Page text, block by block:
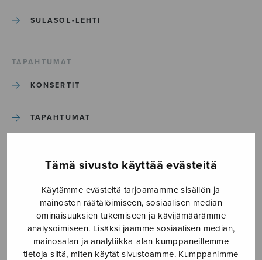
Tämä sivusto käyttää evästeitä
Käytämme evästeitä tarjoamamme sisällön ja
mainosten räätälöimiseen, sosiaalisen median
ominaisuuksien tukemiseen ja kävijämäärämme
analysoimiseen. Lisäksi jaamme sosiaalisen median,
mainosalan ja analytiikka-alan kumppaneillemme
tietoja siitä, miten käytät sivustoamme. Kumppanimme
SULASOL-LEHTI
TAPAHTUMAT
KONSERTIT
TAPAHTUMAT
Etusivu › Media › Sinun-Herra-on-kaikki_S3191-1
Sinun-Herra-on-
kaikki_S3191-1